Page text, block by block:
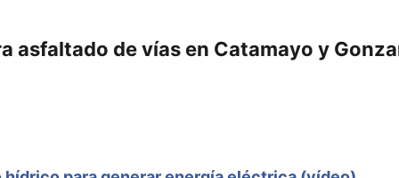
asfaltado de vías en Catamayo y